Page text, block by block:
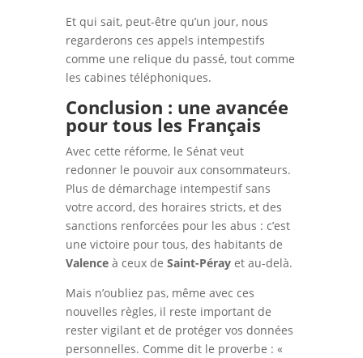
Et qui sait, peut-être qu’un jour, nous
regarderons ces appels intempestifs
comme une relique du passé, tout comme
les cabines téléphoniques.
Conclusion : une avancée
pour tous les Français
Avec cette réforme, le Sénat veut
redonner le pouvoir aux consommateurs.
Plus de démarchage intempestif sans
votre accord, des horaires stricts, et des
sanctions renforcées pour les abus : c’est
une victoire pour tous, des habitants de
Valenceà ceux de Saint-Pérayet au-delà.
Mais n’oubliez pas, même avec ces
nouvelles règles, il reste important de
rester vigilant et de protéger vos données
personnelles. Comme dit le proverbe : «